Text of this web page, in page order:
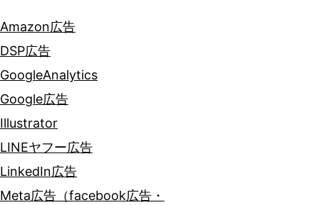
Amazon広告
DSP広告
GoogleAnalytics
Google広告
Illustrator
LINEヤフー広告
LinkedIn広告
Meta広告（facebook広告・